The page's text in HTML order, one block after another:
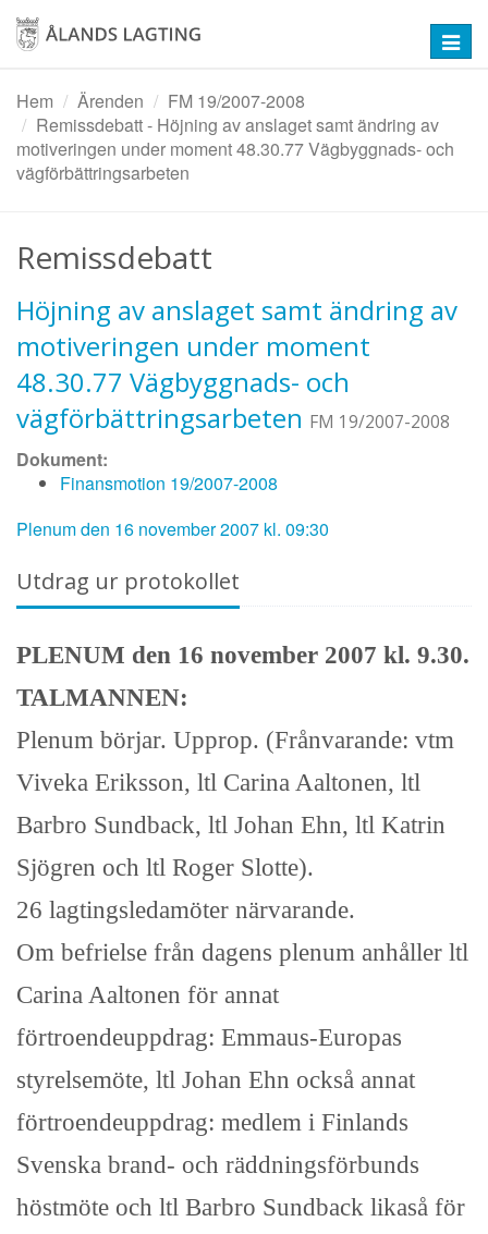
Hoppa
huvudinnehåll
Hem
Ärenden
FM 19/2007-2008
Remissdebatt - Höjning av anslaget samt ändring av
motiveringen under moment 48.30.77 Vägbyggnads- och
vägförbättringsarbeten
Remissdebatt
Höjning av anslaget samt ändring av
motiveringen under moment
48.30.77 Vägbyggnads- och
vägförbättringsarbeten FM 19/2007-2008
Dokument:
Finansmotion 19/2007-2008
Plenum den 16 november 2007 kl. 09:30
Utdrag ur protokollet
PLENUM den 16 november 2007 kl. 9.30.
TALMANNEN:
Plenum börjar. Upprop. (Frånvarande: vtm
Viveka Eriksson, ltl Carina Aaltonen, ltl
Barbro Sundback, ltl Johan Ehn, ltl Katrin
Sjögren och ltl Roger Slotte).
26 lagtingsledamöter närvarande.
Om befrielse från dagens plenum anhåller ltl
Carina Aaltonen för annat
förtroendeuppdrag: Emmaus-Europas
styrelsemöte, ltl Johan Ehn också annat
förtroendeuppdrag: medlem i Finlands
Svenska brand- och räddningsförbunds
höstmöte och ltl Barbro Sundback likaså för